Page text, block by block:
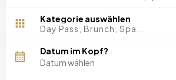
Malaga, Spanien
Costa del Sol, Spanien
Tarragona, Spanien
Teneriffa, Spanien
Kategorie auswählen
Day Pass, Brunch, Spa...
Datum im Kopf?